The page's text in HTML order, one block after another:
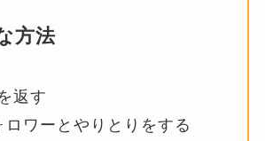
方法
返す
ロワーとやりとりをする